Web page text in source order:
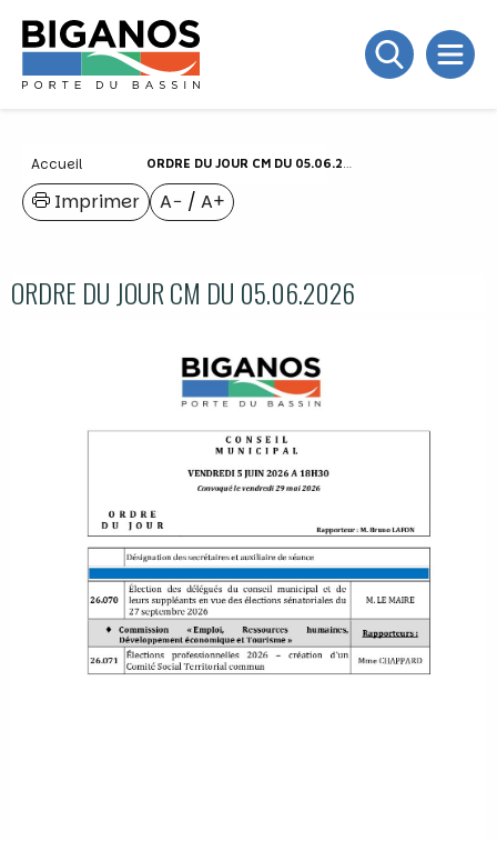
Accueil ORDRE DU JOUR CM DU 05.06.2026
A− / A+
Imprimer
ORDRE DU JOUR CM DU 05.06.2026